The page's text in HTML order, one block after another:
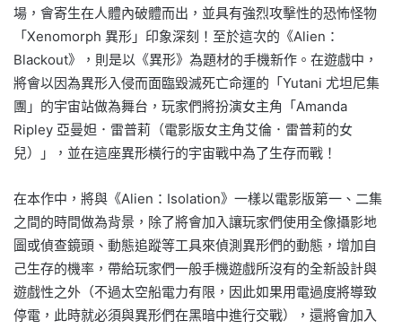
場，會寄生在人體內破體而出，並具有強烈攻擊性的恐怖怪物
「Xenomorph 異形」印象深刻！至於這次的《Alien：
Blackout》，則是以《異形》為題材的手機新作。在遊戲中，
將會以因為異形入侵而面臨毀滅死亡命運的「Yutani 尤坦尼集
團」的宇宙站做為舞台，玩家們將扮演女主角「Amanda
Ripley 亞曼妲．雷普莉（電影版女主角艾倫．雷普莉的女
兒）」，並在這座異形橫行的宇宙戰中為了生存而戰！
在本作中，將與《Alien：Isolation》一樣以電影版第一、二集
之間的時間做為背景，除了將會加入讓玩家們使用全像攝影地
圖或偵查鏡頭、動態追蹤等工具來偵測異形們的動態，增加自
己生存的機率，帶給玩家們一般手機遊戲所沒有的全新設計與
遊戲性之外（不過太空船電力有限，因此如果用電過度將導致
停電，此時就必須與異形們在黑暗中進行交戰），還將會加入